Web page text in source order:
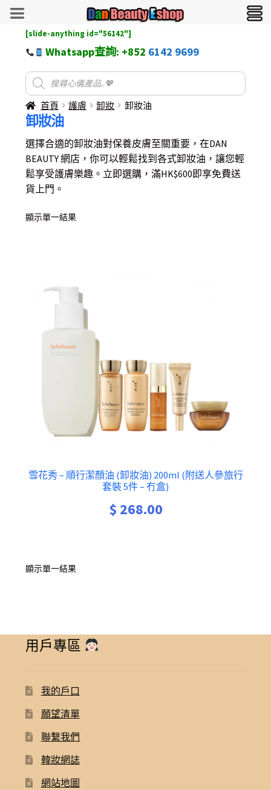
[slide-anything id="56142"]
Whatsapp查詢: +852 6142 9699
首頁 護膚 卸妝 卸妝油
卸妝油
選擇合適的卸妝油對保養皮膚至關重要，在DAN
BEAUTY 網店，你可以輕鬆找到各式卸妝油，讓您輕
鬆享受護膚樂趣。立即選購，滿HK$600即享免費送
貨上門。
顯示單一結果
雪花秀 – 順行潔顏油 (卸妝油) 200ml (附送人參旅行
套裝 5件 – 冇盒)
$ 268.00
顯示單一結果
用戶專區
我的戶口
願望清單
聯繫我們
韓妝網誌
網站地圖